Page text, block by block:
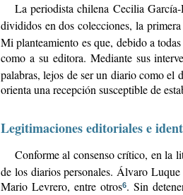
La periodista chilena Cecilia
divididos en dos colecciones, la
Mi planteamiento es que, debido a
como a su editora. Mediante sus
palabras, lejos de ser un diario como el
orienta una recepción susceptible de
Legitimaciones editoriales e
Conforme al consenso crítico, en la
de los diarios personales. Álvaro
Mario Levrero, entre otros6. Sin